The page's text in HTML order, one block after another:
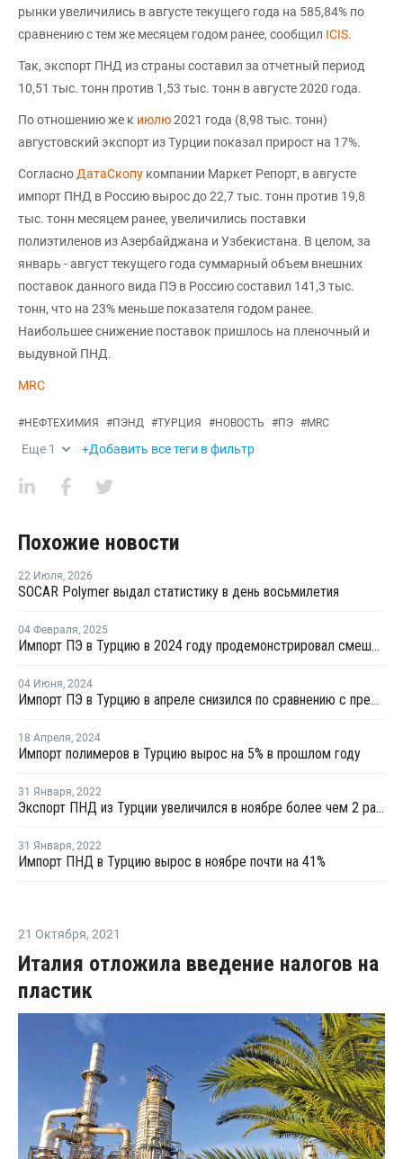
рынки увеличились в августе текущего года на 585,84% по
сравнению с тем же месяцем годом ранее, сообщил ICIS.
Так, экспорт ПНД из страны составил за отчетный период
10,51 тыс. тонн против 1,53 тыс. тонн в августе 2020 года.
По отношению же к июлю2021 года (8,98 тыс. тонн)
августовский экспорт из Турции показал прирост на 17%.
СогласноДатаСкопу компании Маркет Репорт, в августе
импорт ПНД в Россию вырос до 22,7 тыс. тонн против 19,8
тыс. тонн месяцем ранее, увеличились поставки
полиэтиленов из Азербайджана и Узбекистана. В целом, за
январь - август текущего года суммарный объем внешних
поставок данного вида ПЭ в Россию составил 141,3 тыс.
тонн, что на 23% меньше показателя годом ранее.
Наибольшее снижение поставок пришлось на пленочный и
выдувной ПНД.
MRC
#НЕФТЕХИМИЯ #ПЭНД #ТУРЦИЯ #НОВОСТЬ #ПЭ #MRC
Еще 1 +Добавить все теги в фильтр
Похожие новости
22 Июля, 2026
SOCAR Polymer выдал статистику в день восьмилетия
04 Февраля, 2025
Импорт ПЭ в Турцию в 2024 году продемонстрировал смешанные показатели
04 Июня, 2024
Импорт ПЭ в Турцию в апреле снизился по сравнению с предыдущим месяцем
18 Апреля, 2024
Импорт полимеров в Турцию вырос на 5% в прошлом году
31 Января, 2022
Экспорт ПНД из Турции увеличился в ноябре более чем 2 раза
31 Января, 2022
Импорт ПНД в Турцию вырос в ноябре почти на 41%
21 Октября, 2021
Италия отложила введение налогов на
пластик